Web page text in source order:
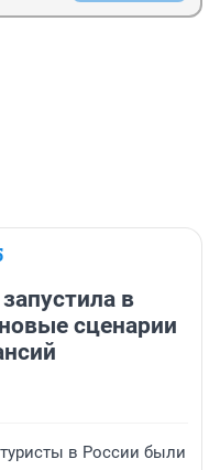
в
сценарии
в России были